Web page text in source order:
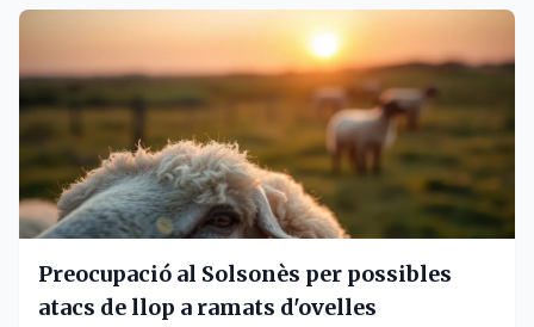
Preocupació al Solsonès per possibles
atacs de llop a ramats d'ovelles